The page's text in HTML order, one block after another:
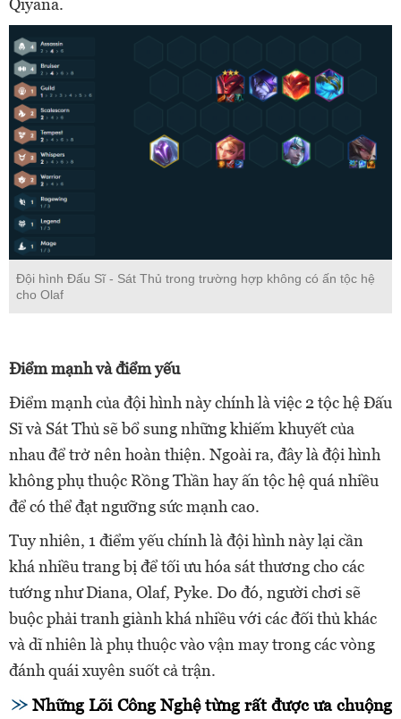
Qiyana.
Đội hình Đấu Sĩ - Sát Thủ trong trường hợp không có ấn tộc hệ
cho Olaf
Điểm mạnh và điểm yếu
Điểm mạnh của đội hình này chính là việc 2 tộc hệ Đấu
Sĩ và Sát Thủ sẽ bổ sung những khiếm khuyết của
nhau để trở nên hoàn thiện. Ngoài ra, đây là đội hình
không phụ thuộc Rồng Thần hay ấn tộc hệ quá nhiều
để có thể đạt ngưỡng sức mạnh cao.
Tuy nhiên, 1 điểm yếu chính là đội hình này lại cần
khá nhiều trang bị để tối ưu hóa sát thương cho các
tướng như Diana, Olaf, Pyke. Do đó, người chơi sẽ
buộc phải tranh giành khá nhiều với các đối thủ khác
và dĩ nhiên là phụ thuộc vào vận may trong các vòng
đánh quái xuyên suốt cả trận.
Những Lõi Công Nghệ từng rất được ưa chuộng